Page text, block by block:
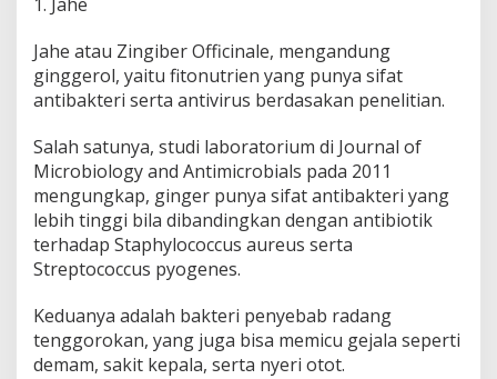
Jahe atau Zingiber Officinale, mengandung
ginggerol, yaitu fitonutrien yang punya sifat
antibakteri serta antivirus berdasakan penelitian.
Salah satunya, studi laboratorium di Journal of
Microbiology and Antimicrobials pada 2011
mengungkap, ginger punya sifat antibakteri yang
lebih tinggi bila dibandingkan dengan antibiotik
terhadap Staphylococcus aureus serta
Streptococcus pyogenes.
Keduanya adalah bakteri penyebab radang
tenggorokan, yang juga bisa memicu gejala seperti
demam, sakit kepala, serta nyeri otot.